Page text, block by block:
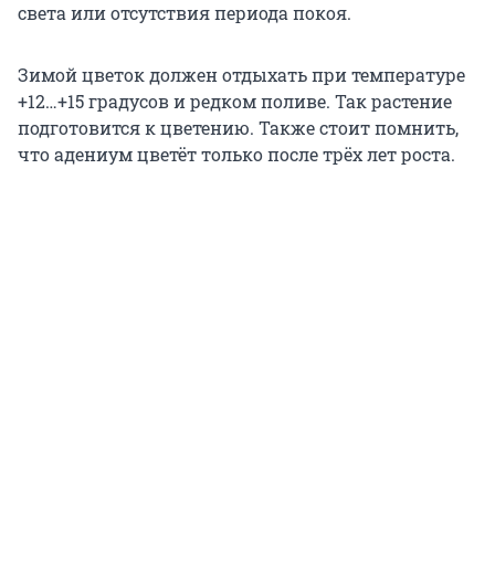
света или отсутствия периода покоя.
Зимой цветок должен отдыхать при температуре
+12…+15 градусов и редком поливе. Так растение
подготовится к цветению. Также стоит помнить,
что адениум цветёт только после трёх лет роста.